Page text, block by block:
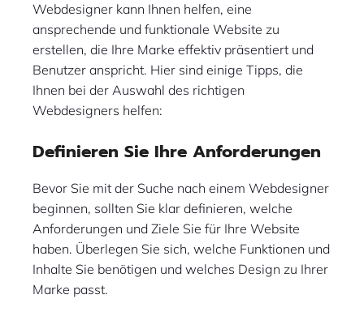
Webdesigner kann Ihnen helfen, eine
ansprechende und funktionale Website zu
erstellen, die Ihre Marke effektiv präsentiert und
Benutzer anspricht. Hier sind einige Tipps, die
Ihnen bei der Auswahl des richtigen
Webdesigners helfen:
Definieren Sie Ihre Anforderungen
Bevor Sie mit der Suche nach einem Webdesigner
beginnen, sollten Sie klar definieren, welche
Anforderungen und Ziele Sie für Ihre Website
haben. Überlegen Sie sich, welche Funktionen und
Inhalte Sie benötigen und welches Design zu Ihrer
Marke passt.